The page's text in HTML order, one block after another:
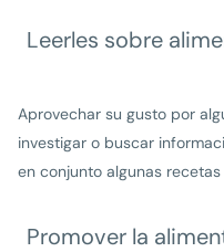
Leerles sobre
Aprovechar su gusto por
investigar o buscar
en conjunto algunas
Promover la